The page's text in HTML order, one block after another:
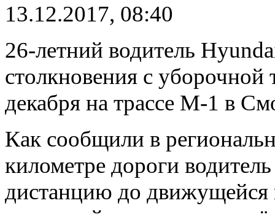
13.12.2017, 08:40
26-летний водитель
столкновения с
декабря на трассе М-1 в
Как сообщили в
километре дороги
дистанцию до движущейся